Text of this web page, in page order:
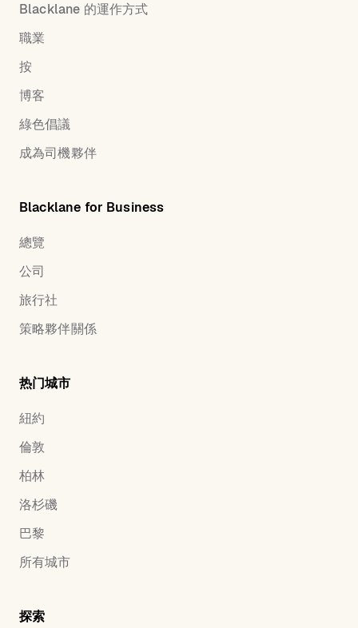
Blacklane 的運作方式
職業
按
博客
綠色倡議
成為司機夥伴
Blacklane for Business
總覽
公司
旅行社
策略夥伴關係
热门城市
紐約
倫敦
柏林
洛杉磯
巴黎
所有城市
探索